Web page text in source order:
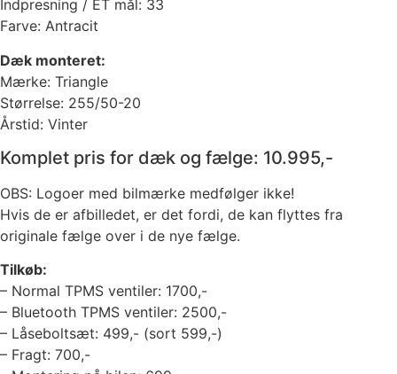
Indpresning / ET mål: 33
Farve: Antracit
Dæk monteret:
Mærke: Triangle
Størrelse: 255/50-20
Årstid: Vinter
Komplet pris for dæk og fælge: 10.995,-
OBS: Logoer med bilmærke medfølger ikke!
Hvis de er afbilledet, er det fordi, de kan flyttes fra
originale fælge over i de nye fælge.
Tilkøb:
– Normal TPMS ventiler: 1700,-
– Bluetooth TPMS ventiler: 2500,-
– Låseboltsæt: 499,- (sort 599,-)
– Fragt: 700,-